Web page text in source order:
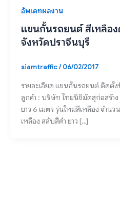
อัพเดทผลงาน
แขนกั้นรถยนต์ สีเหลือ
จังหวัดปราจีนบุรี
siamtraffic/06/02/2017
รายละเอียด แขนกั้นรถยนต์ ติดตั้
ลูกค้า : บริษัท ไทยนิชิมัตสุก่อสร้า
ยาว 6 เมตร รุ่นใหม่สีเหลือง จำน
เหลือง สลับสีดำ ยาว […]